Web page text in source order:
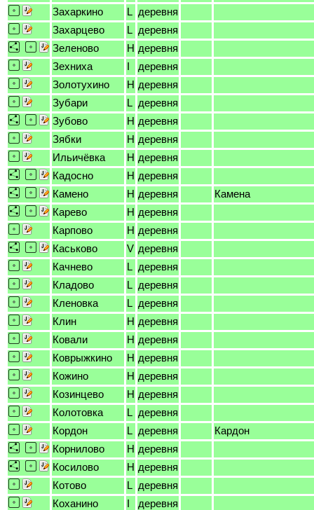
Захаркино
L деревня
Захарцево
L деревня
Зеленово
H деревня
Зехниха
I
деревня
Золотухино
H деревня
Зубари
L деревня
Зубово
H деревня
Зябки
H деревня
Ильичёвка
H деревня
Кадосно
H деревня
Камено
H деревня
Камена
Карево
H деревня
Карпово
H деревня
Каськово
V деревня
Качнево
L деревня
Кладово
L деревня
Кленовка
L деревня
Клин
H деревня
Ковали
H деревня
Коврыжкино
H деревня
Кожино
H деревня
Козинцево
H деревня
Колотовка
L деревня
Кордон
L деревня
Кардон
Корнилово
H деревня
Косилово
H деревня
Котово
L деревня
Коханино
I
деревня